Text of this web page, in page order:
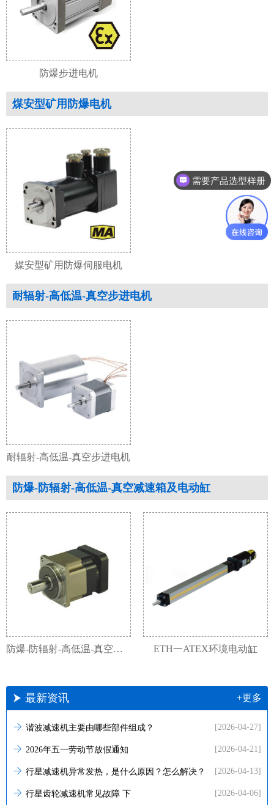
防爆步进电机
煤安型矿用防爆电机
媒安型矿用防爆伺服电机
耐辐射-高低温-真空步进电机
耐辐射-高低温-真空步进电机
防爆-防辐射-高低温-真空减速箱及电动缸
防爆-防辐射-高低温-真空减速箱 ETH一ATEX环境电动缸
+更多
最新资讯
[2026-04-27]
谐波减速机主要由哪些部件组成？
[2026-04-21]
2026年五一劳动节放假通知
[2026-04-13]
行星减速机异常发热，是什么原因？怎么解决？
[2026-04-06]
行星齿轮减速机常见故障 下
需要产品选型样册